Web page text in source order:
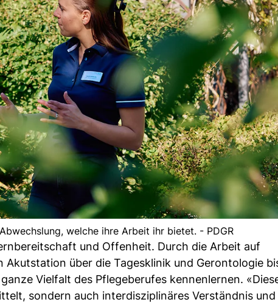
welche ihre Arbeit ihr bietet. - PDGR
und Offenheit. Durch die Arbeit auf
über die Tagesklinik und Gerontologie
Vielfalt des Pflegeberufes kennenlernen.
sondern auch interdisziplinäres Verständnis und